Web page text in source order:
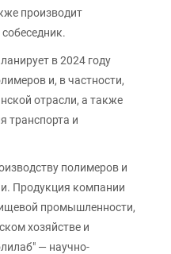
производит
в 2024 году
и, в частности,
отрасли, а также
транспорта и
полимеров и
Продукция компании
промышленности,
хозяйстве и
— научно-